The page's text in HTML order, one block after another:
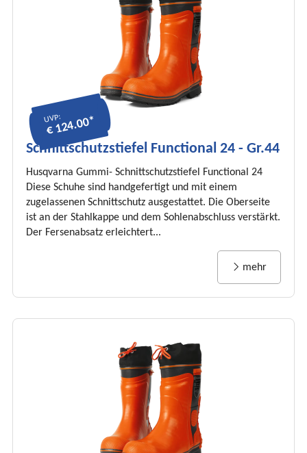
UVP:
€ 124.00*
Schnittschutzstiefel Functional 24 - Gr.44
Husqvarna Gummi- Schnittschutzstiefel Functional 24
Diese Schuhe sind handgefertigt und mit einem
zugelassenen Schnittschutz ausgestattet. Die Oberseite
ist an der Stahlkappe und dem Sohlenabschluss verstärkt.
Der Fersenabsatz erleichtert...
mehr